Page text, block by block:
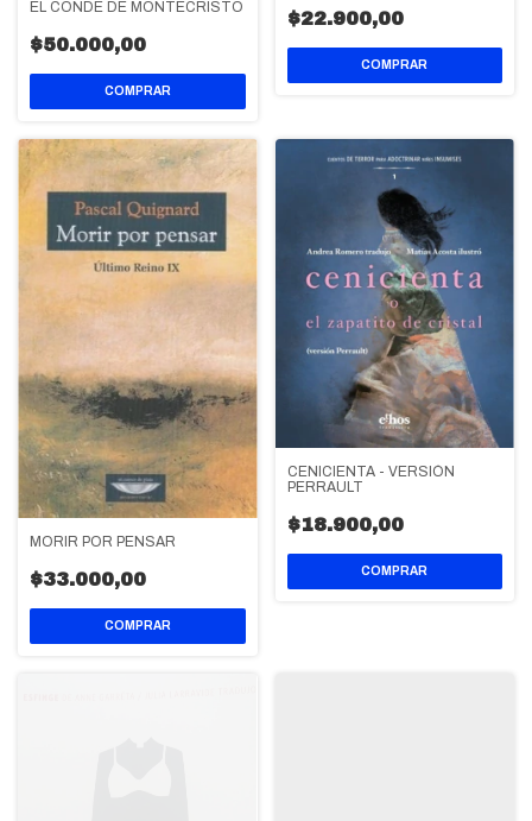
EL CONDE DE MONTECRISTO
$50.000,00
$22.900,00
MORIR POR PENSAR
$33.000,00
CENICIENTA - VERSIÓN
PERRAULT
$18.900,00